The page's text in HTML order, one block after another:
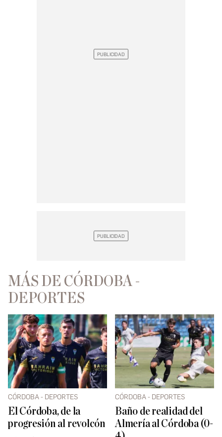
MÁS DE CÓRDOBA -
DEPORTES
CÓRDOBA - DEPORTES
El Córdoba, de la
progresión al revolcón
CÓRDOBA - DEPORTES
Baño de realidad del
Almería al Córdoba (0-